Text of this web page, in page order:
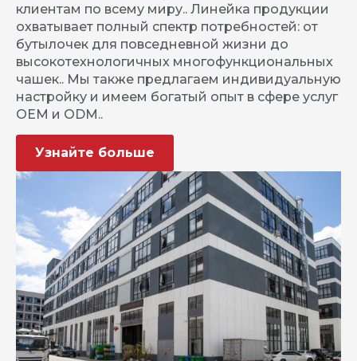
клиентам по всему миру.. Линейка продукции
охватывает полный спектр потребностей: от
бутылочек для повседневной жизни до
высокотехнологичных многофункциональных
чашек.. Мы также предлагаем индивидуальную
настройку и имеем богатый опыт в сфере услуг
OEM и ODM..
Узнайте больше